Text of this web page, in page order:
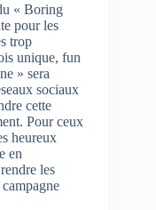
« Boring
pour les
trop
unique, fun
» sera
sociaux
cette
Pour ceux
heureux
en
les